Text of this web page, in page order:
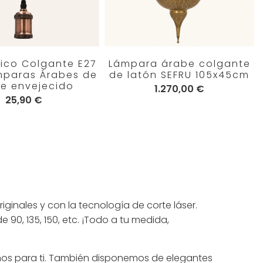
Colgante E27
Árabes de
envejecido
25,90 €
Lámpara árabe colgante
de latón SEFRU 105x45cm
1.270,00 €
y con la tecnología de corte láser.
90, 135, 150, etc. ¡Todo a tu medida,
para ti. También disponemos de elegantes